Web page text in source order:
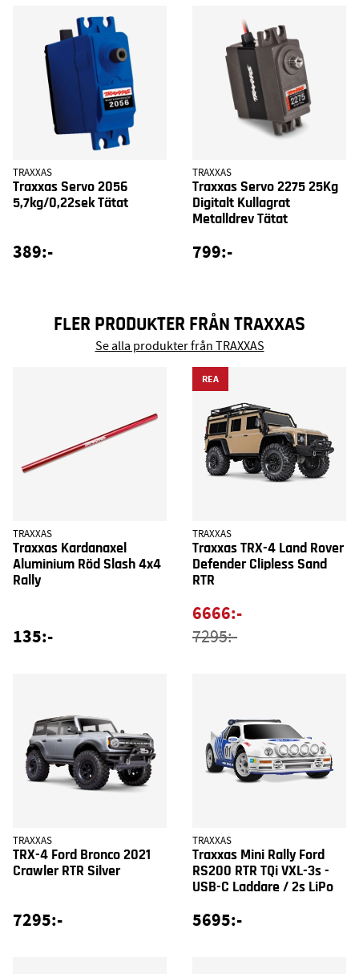
TRAXXAS
Traxxas Servo 2056
5,7kg/0,22sek Tätat
389:-
TRAXXAS
Traxxas Servo 2275 25Kg
Digitalt Kullagrat
Metalldrev Tätat
799:-
FLER PRODUKTER FRÅN TRAXXAS
Se alla produkter från TRAXXAS
TRAXXAS
Traxxas Kardanaxel
Aluminium Röd Slash 4x4
Rally
135:-
REA
TRAXXAS
Traxxas TRX-4 Land Rover
Defender Clipless Sand
RTR
6666:-
7295:-
TRAXXAS
TRX-4 Ford Bronco 2021
Crawler RTR Silver
7295:-
TRAXXAS
Traxxas Mini Rally Ford
RS200 RTR TQi VXL-3s -
USB-C Laddare / 2s LiPo
5695:-